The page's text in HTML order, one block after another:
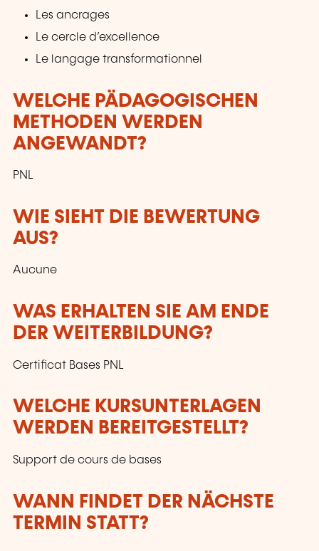
Les ancrages
Le cercle d’excellence
Le langage transformationnel
WELCHE PÄDAGOGISCHEN
METHODEN WERDEN
ANGEWANDT?
PNL
WIE SIEHT DIE BEWERTUNG
AUS?
Aucune
WAS ERHALTEN SIE AM ENDE
DER WEITERBILDUNG?
Certificat Bases PNL
WELCHE KURSUNTERLAGEN
WERDEN BEREITGESTELLT?
Support de cours de bases
WANN FINDET DER NÄCHSTE
TERMIN STATT?